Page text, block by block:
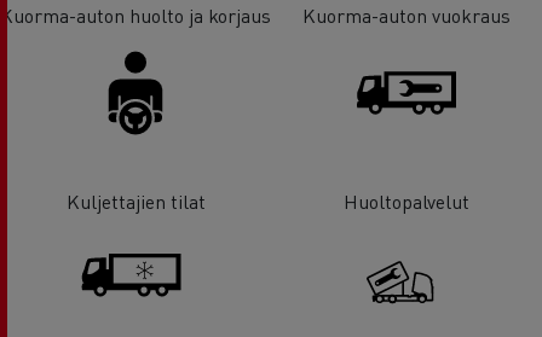
Kuorma-auton huolto ja korjaus Kuorma-auton vuokraus
Kuljettajien tilat Huoltopalvelut